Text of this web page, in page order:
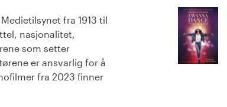
fra 1913 til
nasjonalitet,
som setter
er ansvarlig for å
fra 2023 finner